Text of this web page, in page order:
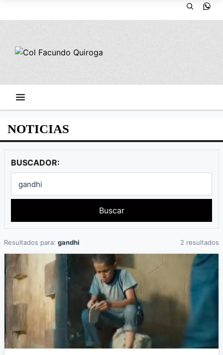
NOTICIAS
BUSCADOR:
Buscar
Resultados para: gandhi 2 resultados